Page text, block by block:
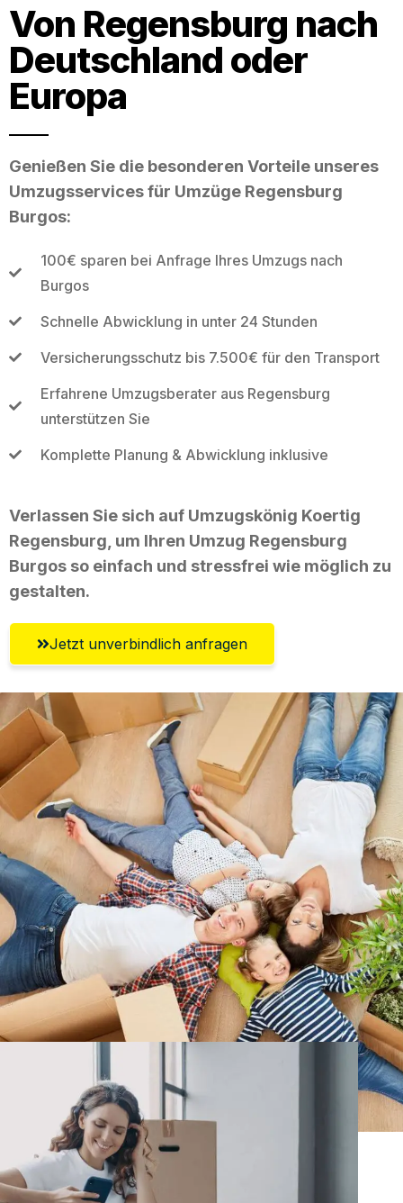
Von Regensburg nach
Deutschland oder
Europa
Genießen Sie die besonderen Vorteile unseres
Umzugsservices für Umzüge Regensburg
Burgos:
100€ sparen bei Anfrage Ihres Umzugs nach
Burgos
Schnelle Abwicklung in unter 24 Stunden
Versicherungsschutz bis 7.500€ für den Transport
Erfahrene Umzugsberater aus Regensburg
unterstützen Sie
Komplette Planung & Abwicklung inklusive
Verlassen Sie sich auf Umzugskönig Koertig
Regensburg, um Ihren Umzug Regensburg
Burgos so einfach und stressfrei wie möglich zu
gestalten.
Jetzt unverbindlich anfragen